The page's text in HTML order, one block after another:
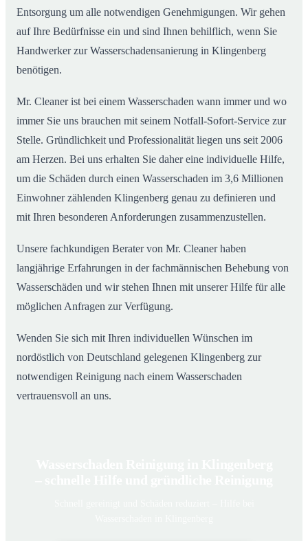
Entsorgung um alle notwendigen Genehmigungen. Wir gehen
auf Ihre Bedürfnisse ein und sind Ihnen behilflich, wenn Sie
Handwerker zur Wasserschadensanierung in Klingenberg
benötigen.
Mr. Cleaner ist bei einem Wasserschaden wann immer und wo
immer Sie uns brauchen mit seinem Notfall-Sofort-Service zur
Stelle. Gründlichkeit und Professionalität liegen uns seit 2006
am Herzen. Bei uns erhalten Sie daher eine individuelle Hilfe,
um die Schäden durch einen Wasserschaden im 3,6 Millionen
Einwohner zählenden Klingenberg genau zu definieren und
mit Ihren besonderen Anforderungen zusammenzustellen.
Unsere fachkundigen Berater von Mr. Cleaner haben
langjährige Erfahrungen in der fachmännischen Behebung von
Wasserschäden und wir stehen Ihnen mit unserer Hilfe für alle
möglichen Anfragen zur Verfügung.
Wenden Sie sich mit Ihren individuellen Wünschen im
nordöstlich von Deutschland gelegenen Klingenberg zur
notwendigen Reinigung nach einem Wasserschaden
vertrauensvoll an uns.